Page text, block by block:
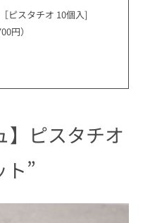
ピスタチオ 10個入]
円）
】ピスタチオ
ト”